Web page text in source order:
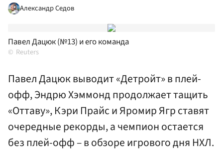
Александр Седов
Павел Дацюк (№13) и его команда
Reuters
Павел Дацюк выводит «Детройт» в плей-
офф, Эндрю Хэммонд продолжает тащить
«Оттаву», Кэри Прайс и Яромир Ягр ставят
очередные рекорды, а чемпион остается
без плей-офф – в обзоре игрового дня НХЛ.